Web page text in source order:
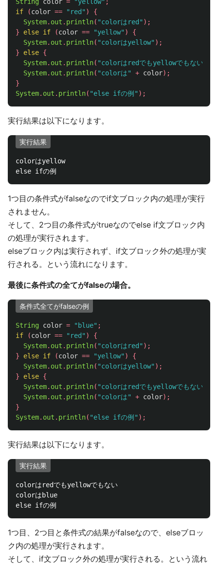
if
(color == "red" )
{
System. out . println( "colorはred" );
}
else if (color == "yellow" )
{
System. out . println( "colorはyellow" );
}
else {
System. out . println( "colorはredでもyellowでもない"
System. out . println( "colorは" + color);
}
System. out . println( "else ifの例" );
実行結果は以下になります。
実行結果
colorはyellow
1つ目の条件式がfalseなのでif文ブロック内の処理が実行
されません。
そして、2つ目の条件式がtrueなのでelse if文ブロック内
の処理が実行されます。
elseブロック内は実行されず、if文ブロック外の処理が実
行される。という流れになります。
最後に条件式の全てがfalseの場合。
条件式全てがfalseの例
String color = "blue" ;
if
(color == "red" )
{
System. out . println( "colorはred" );
}
else if (color == "yellow" )
{
System. out . println( "colorはyellow" );
}
else {
System. out . println( "colorはredでもyellowでもない"
System. out . println( "colorは" + color);
}
System. out . println( "else ifの例" );
実行結果は以下になります。
実行結果
colorはredでもyellowでもない
colorはblue
1つ目、2つ目と条件式の結果がfalseなので、elseブロッ
ク内の処理が実行されます。
そして、if文ブロック外の処理が実行される。という流れ